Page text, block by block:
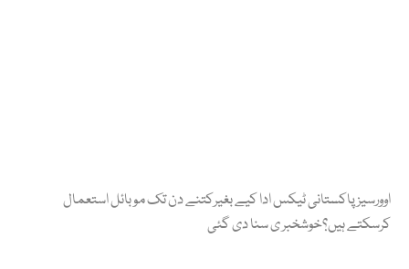
اوورسیز پاکستانی ٹیکس ادا کیے بغیرکتنے دن تک موبائل استعمال
کرسکتے ہیں؟خوشخبر ی سنا دی گئی